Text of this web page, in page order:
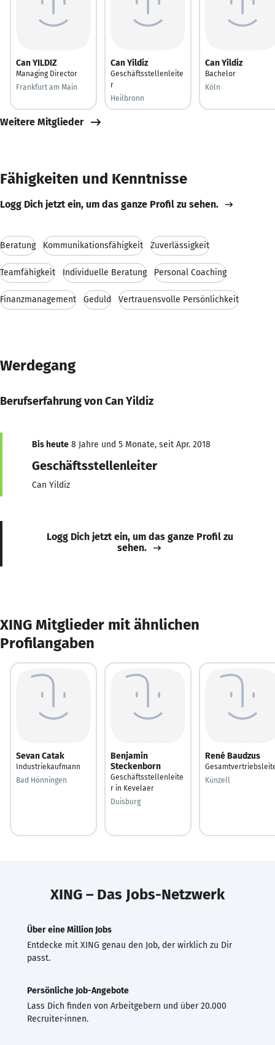
Can YILDIZ
Managing Director
Frankfurt am Main
Can Yildiz
Geschäftsstellenleite
r
Heilbronn
Can Yildiz
Bachelor
Köln
Weitere Mitglieder
Fähigkeiten und Kenntnisse
Logg Dich jetzt ein, um das ganze Profil zu sehen.
Beratung Kommunikationsfähigkeit Zuverlässigkeit
Teamfähigkeit Individuelle Beratung Personal Coaching
Finanzmanagement Geduld Vertrauensvolle Persönlichkeit
Werdegang
Berufserfahrung von Can Yildiz
Bis heute 8 Jahre und 5 Monate, seit Apr. 2018
Geschäftsstellenleiter
Can Yildiz
Logg Dich jetzt ein, um das ganze Profil zu
sehen.
XING Mitglieder mit ähnlichen
Profilangaben
Sevan Catak
Industriekaufmann
Bad Hönningen
Benjamin
Steckenborn
Geschäftsstellenleite
r in Kevelaer
Duisburg
René Baudzus
Künzell
XING – Das Jobs-Netzwerk
Über eine Million Jobs
Entdecke mit XING genau den Job, der wirklich zu Dir
passt.
Persönliche Job-Angebote
Lass Dich finden von Arbeitgebern und über 20.000
Recruiter·innen.